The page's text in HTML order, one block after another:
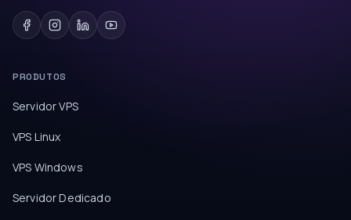
PRODUTOS
Servidor VPS
VPS Linux
VPS Windows
Servidor Dedicado